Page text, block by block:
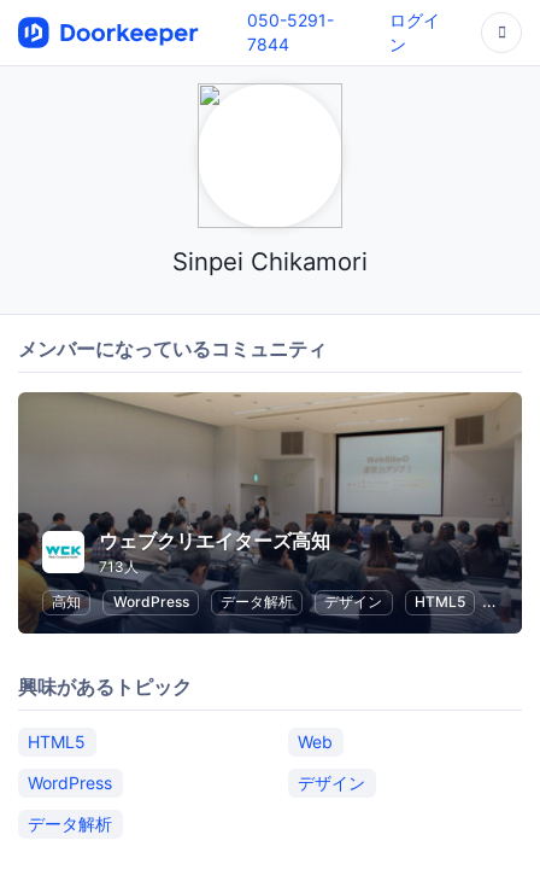
050-5291-
7844
ログイ
ン
Sinpei Chikamori
メンバーになっているコミュニティ
ウェブクリエイターズ高知
713人
高知
WordPress データ解析 デザイン HTML5 Web
興味があるトピック
HTML5
Web
WordPress
デザイン
データ解析